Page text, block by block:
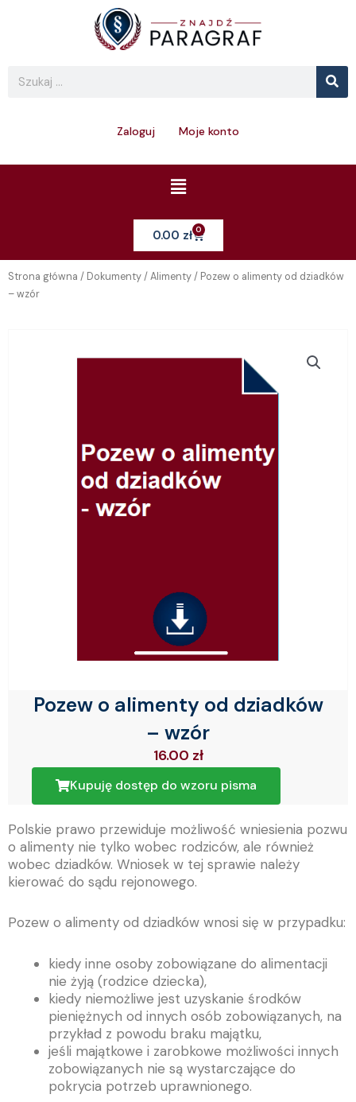
Search
Zaloguj Moje konto
Menu
0.00 zł 0Cart
Strona główna / Dokumenty/Alimenty/ Pozew o alimenty od dziadków
– wzór
Pozew o alimenty od dziadków
– wzór
16.00 zł
Kupuję dostęp do wzoru pisma
Polskie prawo przewiduje możliwość wniesienia pozwu
o alimenty nie tylko wobec rodziców, ale również
wobec dziadków. Wniosek w tej sprawie należy
kierować do sądu rejonowego.
Pozew o alimenty od dziadków wnosi się w przypadku:
kiedy inne osoby zobowiązane do alimentacji
nie żyją (rodzice dziecka),
kiedy niemożliwe jest uzyskanie środków
pieniężnych od innych osób zobowiązanych, na
przykład z powodu braku majątku,
jeśli majątkowe i zarobkowe możliwości innych
zobowiązanych nie są wystarczające do
pokrycia potrzeb uprawnionego.